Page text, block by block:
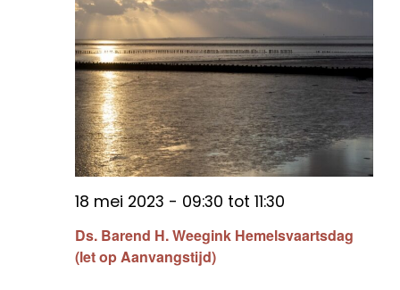
Ds. Barend H. Weegink Hemelsvaartsdag
(let op Aanvangstijd)
18 mei 2023 - 09:30 tot 11:30